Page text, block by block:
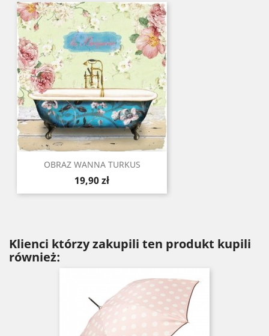
OBRAZ WANNA TURKUS
Cena
19,90 zł
Klienci którzy zakupili ten produkt kupili
również: